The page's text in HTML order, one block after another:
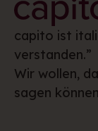
capito ist
verstanden.”
Wir wollen,
sagen